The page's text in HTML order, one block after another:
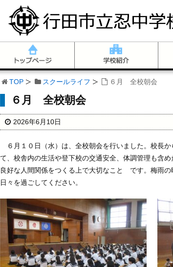
TOP スクールライフ ６月 全校朝会
６月 全校朝会
2026年6月10日
６月１０日（水）は、全校朝会を行いました。校長
て、校舎内の生活や登下校の交通安全、体調管理も含
良好な人間関係をつくる上で大切なこと です。梅雨
日々を過ごしてください。